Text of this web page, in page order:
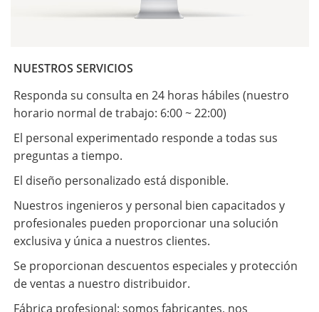
NUESTROS SERVICIOS
Responda su consulta en 24 horas hábiles (nuestro
horario normal de trabajo: 6:00 ~ 22:00)
El personal experimentado responde a todas sus
preguntas a tiempo.
El diseño personalizado está disponible.
Nuestros ingenieros y personal bien capacitados y
profesionales pueden proporcionar una solución
exclusiva y única a nuestros clientes.
Se proporcionan descuentos especiales y protección
de ventas a nuestro distribuidor.
Fábrica profesional: somos fabricantes, nos